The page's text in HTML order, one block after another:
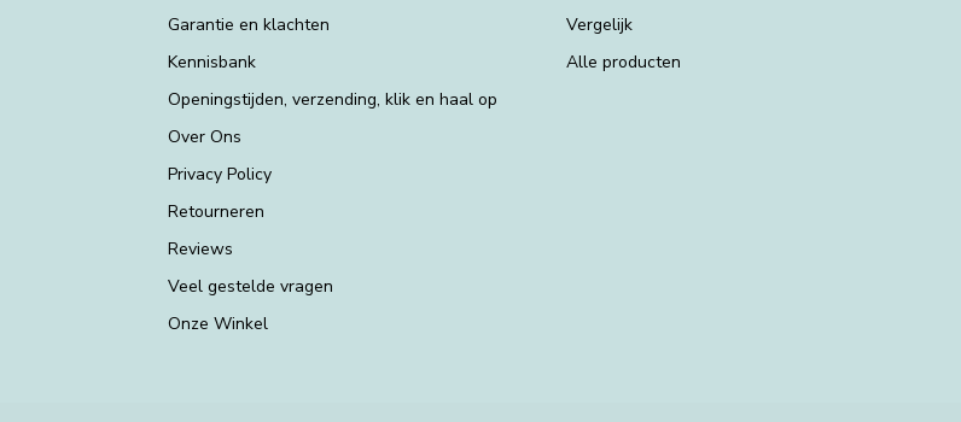
Garantie en klachten
Kennisbank
Openingstijden, verzending, klik en haal op
Over Ons
Privacy Policy
Retourneren
Reviews
Veel gestelde vragen
Onze Winkel
Vergelijk
Alle producten